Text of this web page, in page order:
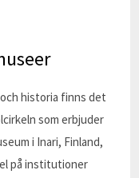
historia finns det
som erbjuder
i Inari, Finland,
på institutioner